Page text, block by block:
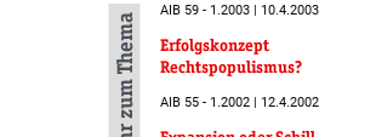
Mehr zum Thema
AIB 59 - 1.2003 | 10.4.2003
Erfolgskonzept
Rechtspopulismus?
AIB 55 - 1.2002 | 12.4.2002